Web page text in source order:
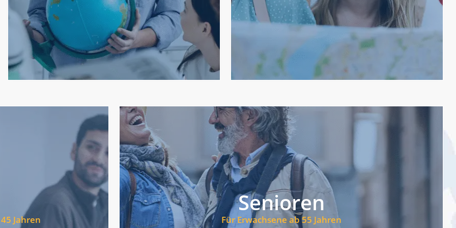
Programme für Teenager
Eine Sprache im Ausland zu lernen bedeutet,
Selbstvertrauen zu gewinnen, Freundschaften in aller
Programme für junge Menschen
Verbessern Sie Ihre akademische oder berufliche
Zukunft mit Sprachprogrammen im Ausland. Für jede
Jahren
Entwicklung am Senioren
Für Erwachsene ab 55 Jahren
Jetzt ist der perfekte Zeitpunkt, um im Ausland eine Sprache zu lernen. Unsere
Programme für Senioren verbinden Sprachunterricht, Kultur und Gruppenreisen
mit einem angenehmen, auf aktive Erwachsene zugeschnittenen Konzept.
Entdecken Sie Seniorenprogramme